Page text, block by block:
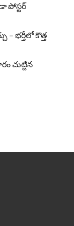
పోస్టర్
– భర్తీలో కొత్త
చుట్టిన